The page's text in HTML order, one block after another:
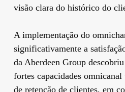
visão clara do histórico do
A implementação do
significativamente a
da Aberdeen Group
fortes capacidades
de retenção de clientes, em